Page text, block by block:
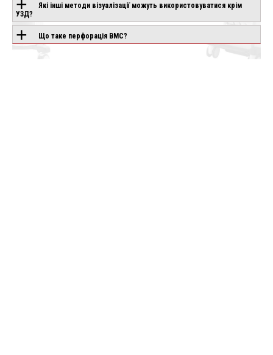
Які інші методи візуалізації можуть використовуватися крім
УЗД?
Що таке перфорація ВМС?
AIR
CANON APLIO
BEYOND
Під замовлення
CHISON SONOGO
EBIT 90